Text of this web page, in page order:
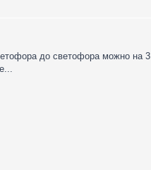
до светофора можно на